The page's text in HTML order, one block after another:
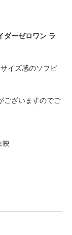
ダーゼロワン ラ
イズ感のソフビ
ございますのでご
映